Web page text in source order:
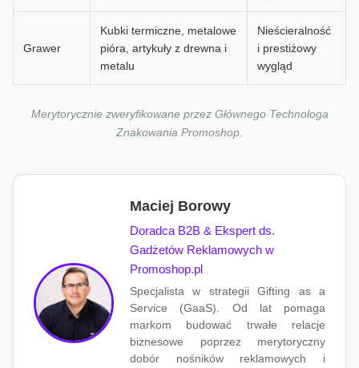
Grawer
Kubki termiczne, metalowe
pióra, artykuły z drewna i
metalu
Nieścieralność
i prestiżowy
wygląd
Merytorycznie zweryfikowane przez Głównego Technologa
Znakowania Promoshop.
Maciej Borowy
Doradca B2B & Ekspert ds.
Gadżetów Reklamowych w
Promoshop.pl
Specjalista w strategii Gifting as a
Service (GaaS). Od lat pomaga
markom budować trwałe relacje
biznesowe poprzez merytoryczny
dobór nośników reklamowych i